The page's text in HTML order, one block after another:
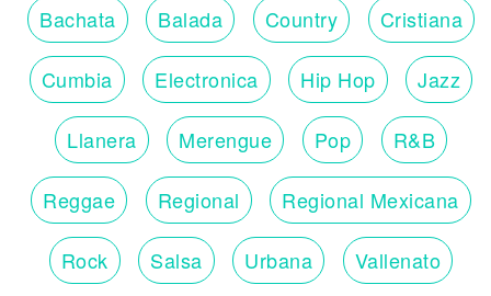
Bachata Balada Country Cristiana
Cumbia Electronica Hip Hop Jazz
Llanera Merengue Pop R&B
Reggae Regional Regional Mexicana
Rock Salsa Urbana Vallenato